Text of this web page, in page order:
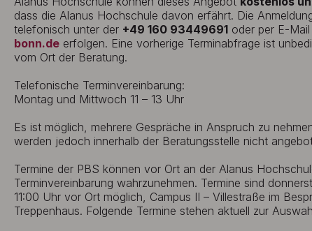
dass die Alanus Hochschule davon erfährt. Die
telefonisch unter der +49 160 93449691 oder per E-
bonn.de erfolgen. Eine vorherige Terminabfrage ist
vom Ort der Beratung.
Telefonische Terminvereinbarung:
Montag und Mittwoch 11 – 13 Uhr
Es ist möglich, mehrere Gespräche in Anspruch zu
werden jedoch innerhalb der Beratungsstelle nicht
Termine der PBS können vor Ort an der Alanus
Terminvereinbarung wahrzunehmen. Termine sind
11:00 Uhr vor Ort möglich, Campus II – Villestraße im
Treppenhaus. Folgende Termine stehen aktuell zur